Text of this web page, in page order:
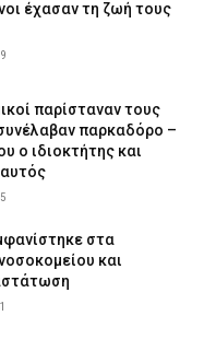
έχασαν τη ζωή τους
παρίσταναν τους
παρκαδόρο –
ο ιδιοκτήτης και
στα
και